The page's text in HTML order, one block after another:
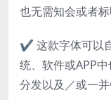
也无需知会或者标
✔ 这款字体可以
统、软件或APP
分发以及／或一并